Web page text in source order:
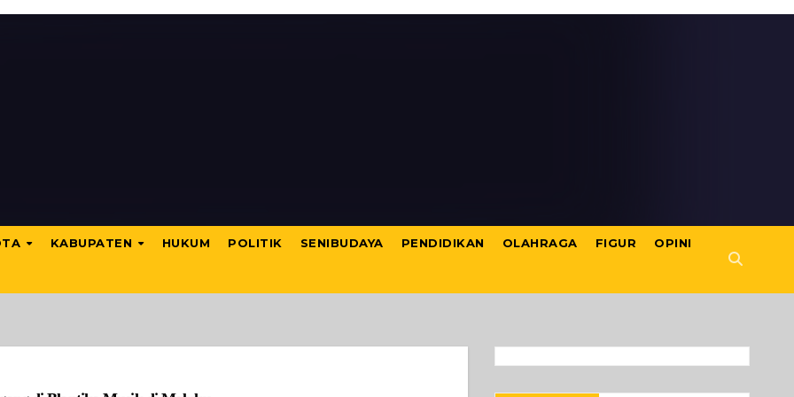
KABUPATEN HUKUM POLITIK SENIBUDAYA PENDIDIKAN OLAHRAGA FIGUR OPINI